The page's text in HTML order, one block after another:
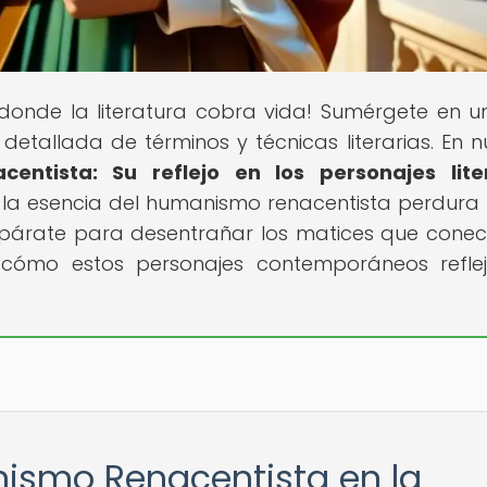
la literatura cobra vida! Sumérgete en
de términos y técnicas literarias. En
Su reflejo en los personajes
esencia del humanismo renacentista perdura
para desentrañar los matices que
estos personajes contemporáneos